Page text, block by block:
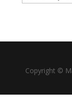
Copyright ©